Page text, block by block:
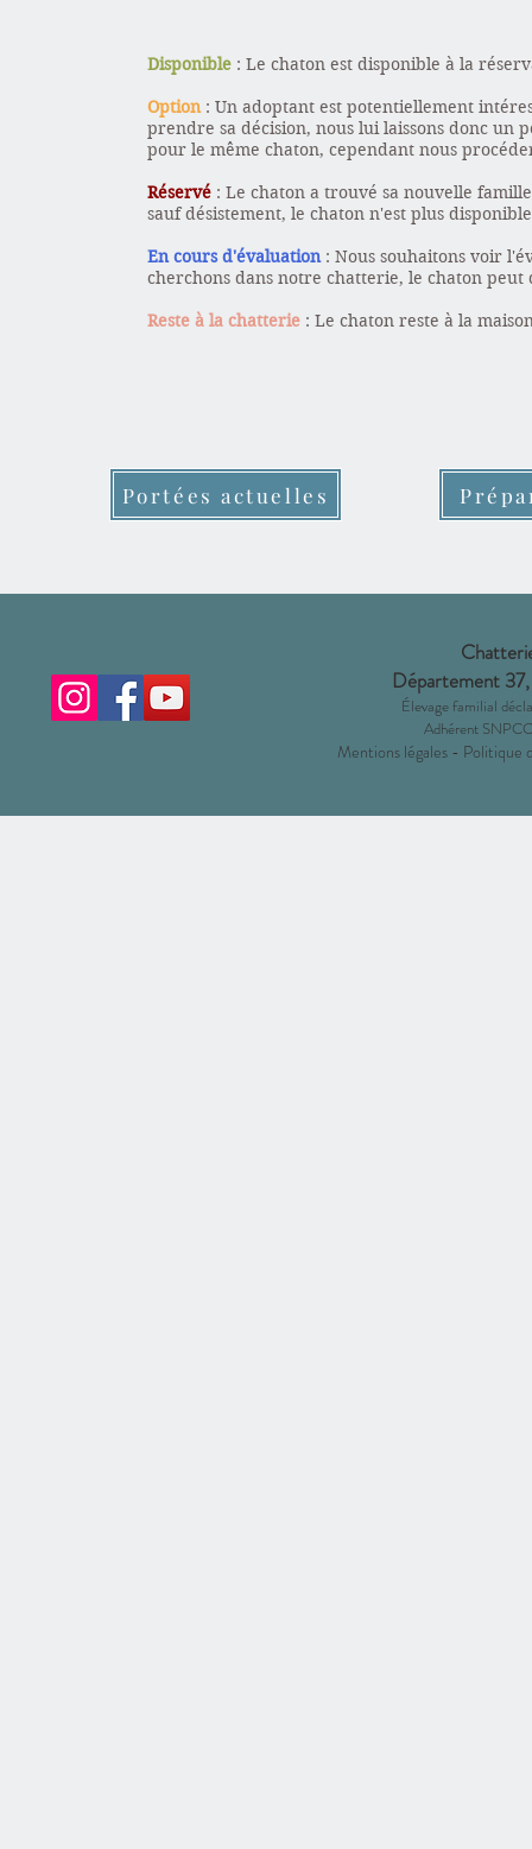
Disponible : Le chaton est disponible à la
Option: Un adoptant est potentiellement
prendre sa décision, nous lui laissons donc un
pour le même chaton, cependant nous
Réservé : Le chaton a trouvé sa nouvelle
sauf désistement, le chaton n'est plus
En cours d'évaluation : Nous souhaitons voir
cherchons dans notre chatterie, le chaton
Reste à la chatterie : Le chaton reste à la
Portées actuelles
Département 37,
Élevage familial
Adhérent
Mentions légales - Politique